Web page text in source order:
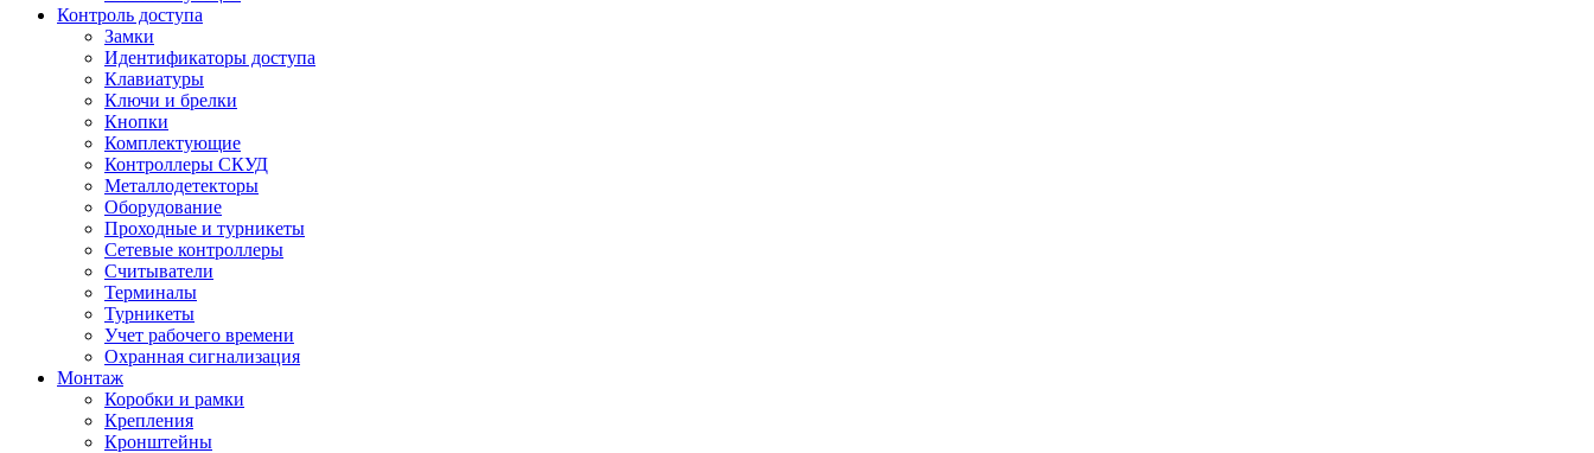
Контроль доступа
Замки
Идентификаторы доступа
Клавиатуры
Ключи и брелки
Кнопки
Комплектующие
Контроллеры СКУД
Металлодетекторы
Оборудование
Проходные и турникеты
Сетевые контроллеры
Считыватели
Терминалы
Турникеты
Учет рабочего времени
Охранная сигнализация
Монтаж
Коробки и рамки
Крепления
Кронштейны